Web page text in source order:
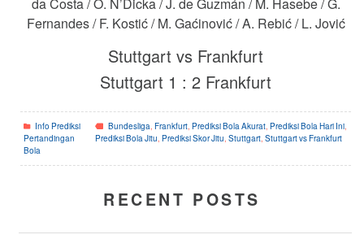
Fernandes / F. Kostić / M. Gaćinović / A. Rebić / L. Jović
Stuttgart vs Frankfurt
Stuttgart 1 : 2 Frankfurt
Info Prediksi
Pertandingan
Bola
Bundesliga Frankfurt, Prediksi Bola Akurat, Prediksi Bola Hari Ini,
Prediksi Bola Jitu Prediksi Skor Jitu Stuttgart, Stuttgart vs Frankfurt
RECENT POSTS